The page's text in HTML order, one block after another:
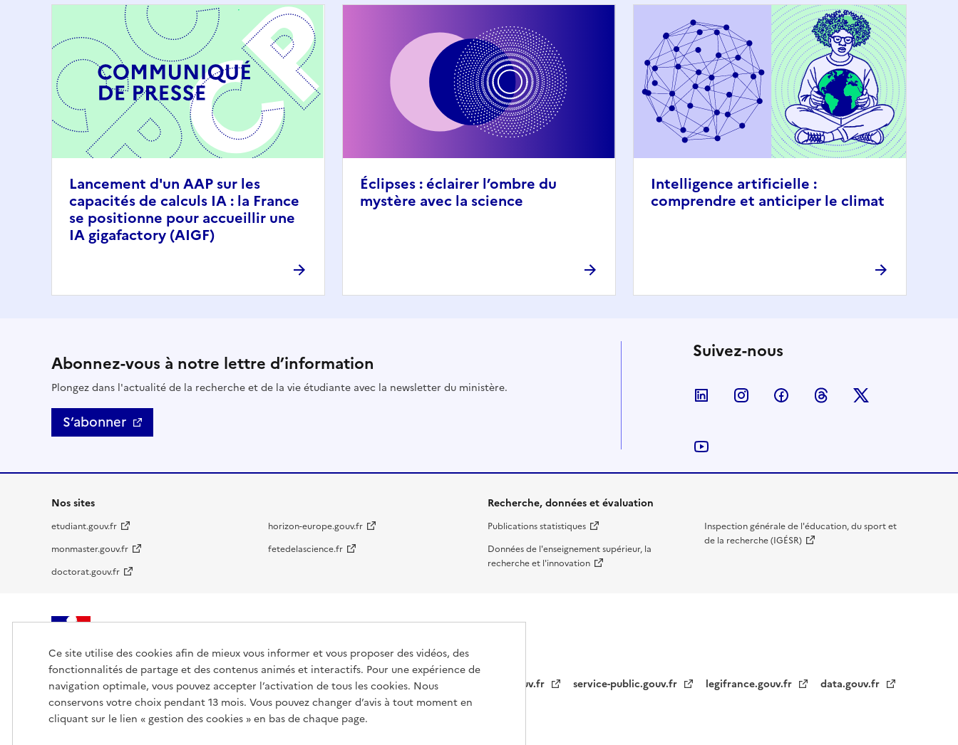
Lancement d'un AAP sur les
capacités de calculs IA : la France
se positionne pour accueillir une
IA gigafactory (AIGF)
Éclipses : éclairer l’ombre du
mystère avec la science
Intelligence artificielle :
comprendre et anticiper le climat
Abonnez-vous à notre lettre d’information
Plongez dans l'actualité de la recherche et de la vie étudiante avec la newsletter du ministère.
S’abonner
Suivez-nous
Nous suivre sur LinkedIn
Nous suivre sur Instagram
Nous suivre sur Facebook
Nous suivre sur
Nos sites
etudiant.gouv.fr
monmaster.gouv.fr
doctorat.gouv.fr
horizon-europe.gouv.fr
fetedelascience.fr
Recherche, données et évaluation
Publications statistiques
Données de l'enseignement supérieur, la
recherche et l'innovation
Inspection générale de l'éducation, du sport et
de la recherche (IGÉSR)
DE L'ENSEIGNEMENT
SUPÉRIEUR,
DE LA RECHERCHE
ET DE L'ESPACE
info.gouv.fr service-public.gouv.fr legifrance.gouv.fr data.gouv.fr
Ce site utilise des cookies afin de mieux vous informer et vous proposer des vidéos, des
fonctionnalités de partage et des contenus animés et interactifs. Pour une expérience de
navigation optimale, vous pouvez accepter l’activation de tous les cookies. Nous
conservons votre choix pendant 13 mois. Vous pouvez changer d’avis à tout moment en
cliquant sur le lien « gestion des cookies » en bas de chaque page.